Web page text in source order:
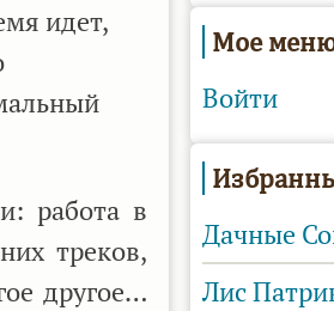
идет,
работа в
треков,
другое…
Мое
Войти
Дачные
Лис